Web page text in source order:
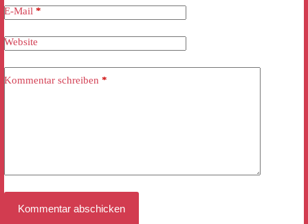
E-Mail *
Website
Kommentar schreiben *
Kommentar abschicken